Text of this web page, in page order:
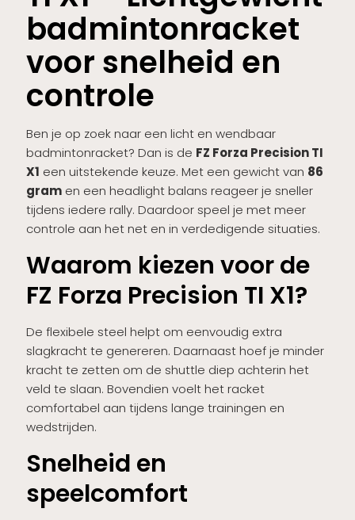
badmintonracket
voor snelheid en
controle
Ben je op zoek naar een licht en wendbaar
badmintonracket? Dan is de FZ Forza Precision TI
X1 een uitstekende keuze. Met een gewicht van 86
gram en een headlight balans reageer je sneller
tijdens iedere rally. Daardoor speel je met meer
controle aan het net en in verdedigende situaties.
Waarom kiezen voor de
FZ Forza Precision TI X1?
De flexibele steel helpt om eenvoudig extra
slagkracht te genereren. Daarnaast hoef je minder
kracht te zetten om de shuttle diep achterin het
veld te slaan. Bovendien voelt het racket
comfortabel aan tijdens lange trainingen en
wedstrijden.
Snelheid en
speelcomfort